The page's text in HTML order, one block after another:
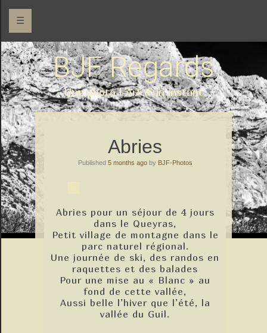
☰
BJF Regards
Une photo l 'Art d'un instant
Abries
Published 5 months agoby BJF-Photos
Abries pour un séjour de 4 jours
dans le Queyras,
Petit village de montagne dans le
parc naturel régional.
Une journée de ski, des randos en
raquettes et des balades
Pour une mise au « Blanc » au
fond de cette vallée,
Aussi belle l’hiver que l’été, la
vallée du Guil.